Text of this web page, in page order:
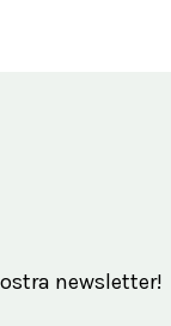
newsletter!